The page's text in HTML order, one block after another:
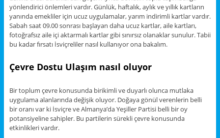
yönlendirici önlemleri vardır. Günlük, haftalık, aylık ve yıllık kartların
yanında emekliler için ucuz uygulamalar, yarım indirimli kartlar vardır.
Sabah saat 09.00 sonrası başlayan daha ucuz kartlar, aile kartları,
fotoğrafsız aile içi aktarmalı kartlar gibi sınırsız olanaklar sunulur. Tabii
bu kadar fırsatı İsviçreliler nasıl kullanıyor ona bakalım.
Çevre Dostu Ulaşım nasıl oluyor
Bir toplum çevre konusunda birikimli ve duyarlı olunca mutlaka
uygulama alanlarında değişik oluyor. Doğaya gönül verenlerin belli
bir oranı var ki İsviçre ve Almanya’da Yeşiller Partisi belli bir oy
potansiyeline sahipler. Bu partilerin sürekli çevre konusunda
etkinlikleri vardır.